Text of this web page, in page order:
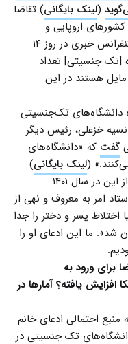
(لینک بایگانی) تقاضا
اروپایی و
آمریکایی افزایش یافته است. او در یک کنفرانس خبری در روز ۱۴
[تک جنسیتی] تعداد
هستند در این
دانشگاه‌های تک‌جنسیتی
پیش از این در سال ۹۴، انسیه خزعلی، رئیس دیگر
گفت که «دانشگاه‌های
(لینک بایگانی)
در تایید دانشگاه‌های تک‌جنسیتی، پیش از این در سال ۱۴۰۱
امر به معروف و نهی از
اختلاط پسر و دختر را جدا
ما این ادعای او را
برای ورود به
یافته؟ آمارها در
منبع احتمالی ادعای خانم
تک جنسیتی در